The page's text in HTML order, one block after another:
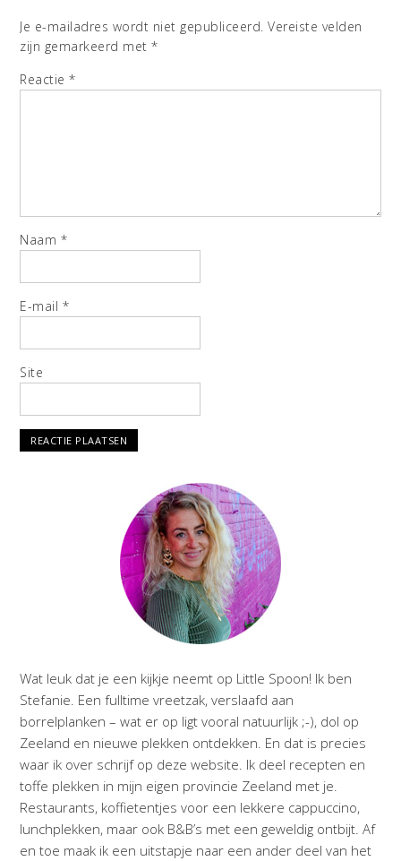
Je e-mailadres wordt niet gepubliceerd. Vereiste velden
zijn gemarkeerd met*
Reactie*
Naam *
E-mail *
Site
Wat leuk dat je een kijkje neemt op Little Spoon! Ik ben
Stefanie. Een fulltime vreetzak, verslaafd aan
borrelplanken – wat er op ligt vooral natuurlijk ;-), dol op
Zeeland en nieuwe plekken ontdekken. En dat is precies
waar ik over schrijf op deze website. Ik deel recepten en
toffe plekken in mijn eigen provincie Zeeland met je.
Restaurants, koffietentjes voor een lekkere cappuccino,
lunchplekken, maar ook B&B’s met een geweldig ontbijt. Af
en toe maak ik een uitstapje naar een ander deel van het